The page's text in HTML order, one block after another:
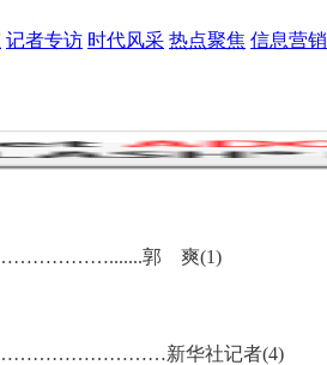
记者专访 时代风采 热点聚焦 信息营销
郭 爽(1)
新华社记者(4)